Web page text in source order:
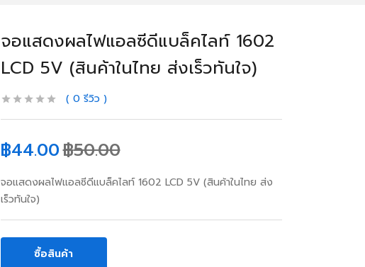
จอแสดงผลไฟแอลซีดีแบล็คไลท์ 1602
LCD 5V (สินค้าในไทย ส่งเร็วทันใจ)
0 รีวิว
฿44.00฿50.00
จอแสดงผลไฟแอลซีดีแบล็คไลท์ 1602 LCD 5V (สินค้าในไทย ส่ง
เร็วทันใจ)
ซื้อสินค้า